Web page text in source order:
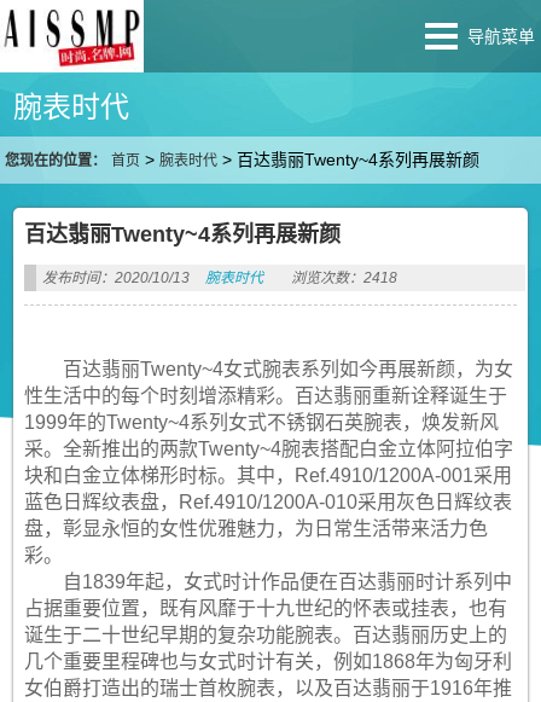
导航菜单
腕表时代
您现在的位置： 首页 >腕表时代 >百达翡丽Twenty~4系列再展新颜
百达翡丽Twenty~4系列再展新颜
发布时间：2020/10/13 腕表时代 浏览次数：2418
百达翡丽Twenty~4女式腕表系列如今再展新颜，为女
性生活中的每个时刻增添精彩。百达翡丽重新诠释诞生于
1999年的Twenty~4系列女式不锈钢石英腕表，焕发新风
采。全新推出的两款Twenty~4腕表搭配白金立体阿拉伯字
块和白金立体梯形时标。其中，Ref.4910/1200A-001采用
蓝色日辉纹表盘，Ref.4910/1200A-010采用灰色日辉纹表
盘，彰显永恒的女性优雅魅力，为日常生活带来活力色
彩。
自1839年起，女式时计作品便在百达翡丽时计系列中
占据重要位置，既有风靡于十九世纪的怀表或挂表，也有
诞生于二十世纪早期的复杂功能腕表。百达翡丽历史上的
几个重要里程碑也与女式时计有关，例如1868年为匈牙利
女伯爵打造出的瑞士首枚腕表，以及百达翡丽于1916年推